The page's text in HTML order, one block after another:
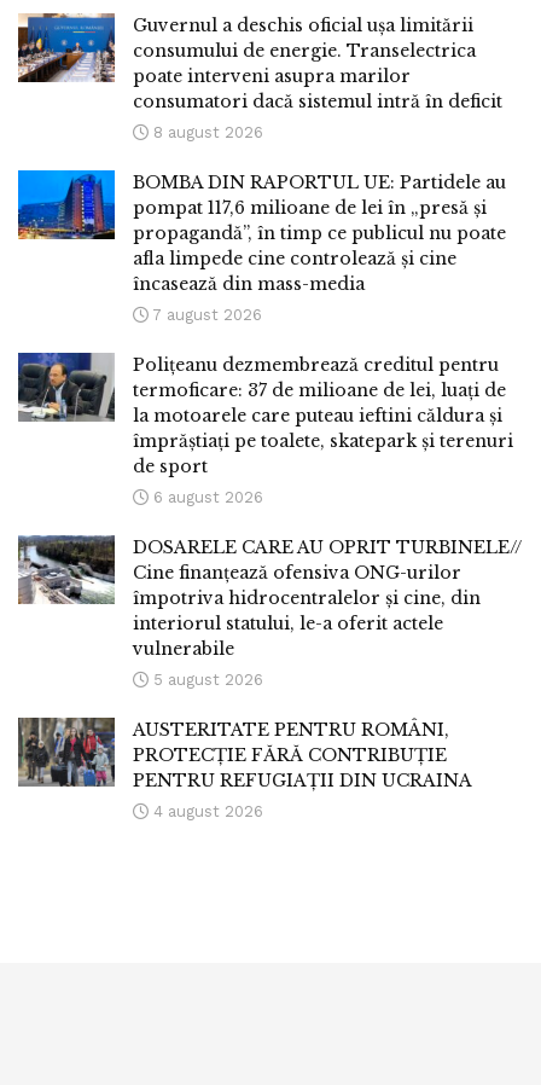
Guvernul a deschis oficial ușa limitării
consumului de energie. Transelectrica
poate interveni asupra marilor
consumatori dacă sistemul intră în deficit
8 august 2026
BOMBA DIN RAPORTUL UE: Partidele au
pompat 117,6 milioane de lei în „presă și
propagandă”, în timp ce publicul nu poate
afla limpede cine controlează și cine
încasează din mass-media
7 august 2026
Polițeanu dezmembrează creditul pentru
termoficare: 37 de milioane de lei, luați de
la motoarele care puteau ieftini căldura și
împrăștiați pe toalete, skatepark și terenuri
de sport
6 august 2026
DOSARELE CARE AU OPRIT TURBINELE//
Cine finanțează ofensiva ONG-urilor
împotriva hidrocentralelor și cine, din
interiorul statului, le-a oferit actele
vulnerabile
5 august 2026
AUSTERITATE PENTRU ROMÂNI,
PROTECȚIE FĂRĂ CONTRIBUȚIE
PENTRU REFUGIAȚII DIN UCRAINA
4 august 2026